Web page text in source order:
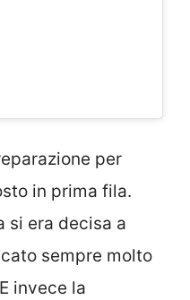
per
in prima fila.
si era decisa a
sempre molto
invece la